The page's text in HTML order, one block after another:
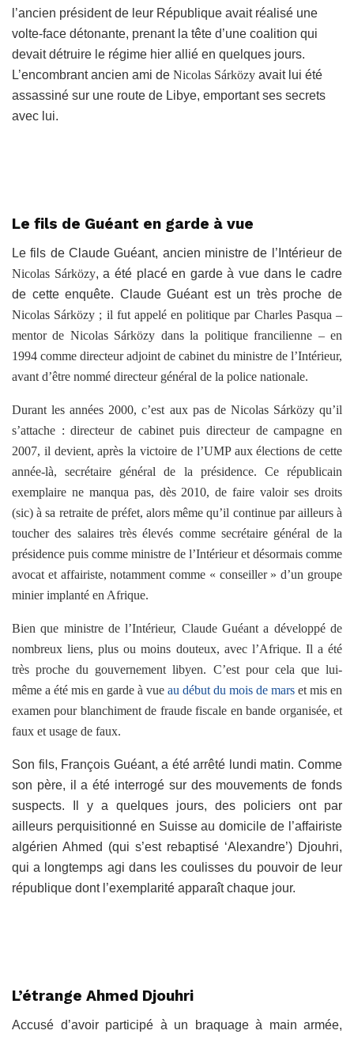
l’ancien président de leur République avait réalisé une
volte-face détonante, prenant la tête d’une coalition qui
devait détruire le régime hier allié en quelques jours.
L’encombrant ancien ami de Nicolas Sárközy avait lui été
assassiné sur une route de Libye, emportant ses secrets
avec lui.
Le fils de Guéant en garde à vue
Le fils de Claude Guéant, ancien ministre de l’Intérieur de
Nicolas Sárközy, a été placé en garde à vue dans le cadre
de cette enquête. Claude Guéant est un très proche de
Nicolas Sárközy ; il fut appelé en politique par Charles Pasqua –
mentor de Nicolas Sárközy dans la politique francilienne – en
1994 comme directeur adjoint de cabinet du ministre de l’Intérieur,
avant d’être nommé directeur général de la police nationale.
Durant les années 2000, c’est aux pas de Nicolas Sárközyqu’il
s’attache : directeur de cabinet puis directeur de campagne en
2007, il devient, après la victoire de l’UMP aux élections de cette
année-là,secrétaire général de la présidence. Ce républicain
exemplaire ne manqua pas, dès 2010, de faire valoir ses droits
(sic) à sa retraite de préfet, alors même qu’il continue par ailleurs à
toucher des salaires très élevés comme secrétaire général de la
présidence puis comme ministre de l’Intérieur et désormais comme
avocat et affairiste, notamment comme « conseiller » d’un groupe
minier implanté en Afrique.
Bien que ministre de l’Intérieur, Claude Guéant a développé de
nombreux liens, plus ou moins douteux, avec l’Afrique. Il a été
très proche du gouvernement libyen. C’est pour cela que lui-
même a été mis en garde à vue au début du mois de mars et mis en
examen pour blanchiment de fraude fiscale en bande organisée, et
faux et usage de faux.
Son fils, François Guéant, a été arrêté lundi matin. Comme
son père, il a été interrogé sur des mouvements de fonds
suspects. Il y a quelques jours, des policiers ont par
ailleurs perquisitionné en Suisse au domicile de l’affairiste
algérien Ahmed (qui s’est rebaptisé ‘Alexandre’) Djouhri,
qui a longtemps agi dans les coulisses du pouvoir de leur
république dont l’exemplarité apparaît chaque jour.
L’étrange Ahmed Djouhri
Accusé d’avoir participé à un braquage à main armée,